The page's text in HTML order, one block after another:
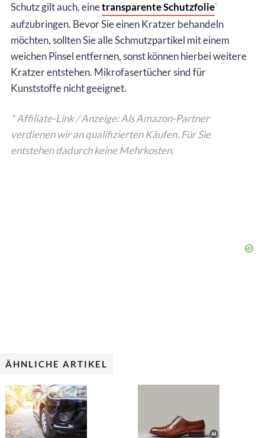
Schutz gilt auch, einetransparente Schutzfolie*
aufzubringen. Bevor Sie einen Kratzer behandeln
möchten, sollten Sie alle Schmutzpartikel mit einem
weichen Pinsel entfernen, sonst können hierbei weitere
Kratzer entstehen. Mikrofasertücher sind für
Kunststoffe nicht geeignet.
* Affiliate-Link / Anzeige: Als Amazon-Partner
verdienen wir an qualifizierten Käufen. Für Sie
entstehen dadurch keine Mehrkosten.
ÄHNLICHE ARTIKEL